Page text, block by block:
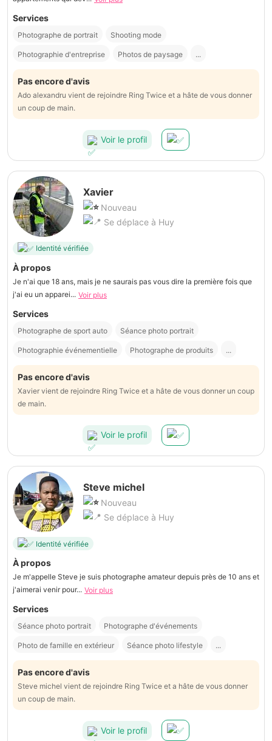
Services
Photographe de portrait Shooting mode
Photographie d'entreprise Photos de paysage ...
Pas encore d'avis
Ado alexandru vient de rejoindre Ring Twice et a hâte de vous donner
un coup de main.
Voir le profil
Xavier
Nouveau
Se déplace à Huy
Identité vérifiée
À propos
Je n'ai que 18 ans, mais je ne saurais pas vous dire la première fois que
j'ai eu un apparei... Voir plus
Services
Photographe de sport auto Séance photo portrait
Photographie événementielle Photographe de produits ...
Pas encore d'avis
Xavier vient de rejoindre Ring Twice et a hâte de vous donner un coup
de main.
Voir le profil
Steve michel
Nouveau
Se déplace à Huy
Identité vérifiée
À propos
Je m'appelle Steve je suis photographe amateur depuis près de 10 ans et
j'aimerai venir pour... Voir plus
Services
Séance photo portrait Photographe d'événements
Photo de famille en extérieur Séance photo lifestyle ...
Pas encore d'avis
Steve michel vient de rejoindre Ring Twice et a hâte de vous donner
un coup de main.
Voir le profil